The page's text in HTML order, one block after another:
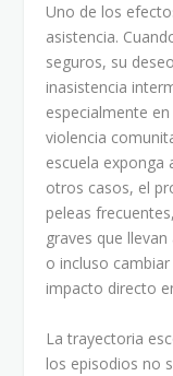
Uno de los
asistencia.
seguros, su
inasistencia
especialmente
violencia
escuela exponga
otros casos, el
peleas
graves que
o incluso
impacto directo
La trayectoria
los episodios no